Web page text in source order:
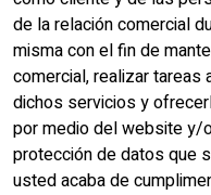
de la relación comercial
misma con el fin de
comercial, realizar tareas
dichos servicios y
por medio del website y/
protección de datos que
usted acaba de